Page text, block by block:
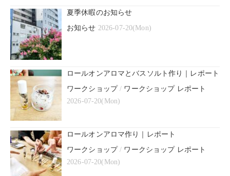
夏季休暇のお知らせ
お知らせ 2026-07-20(Mon)
ロールオンアロマとバスソルト作り｜レポート
ワークショップ/ ワークショップ レポート
2026-07-20(Mon)
ロールオンアロマ作り｜レポート
ワークショップ/ ワークショップ レポート
2026-07-20(Mon)